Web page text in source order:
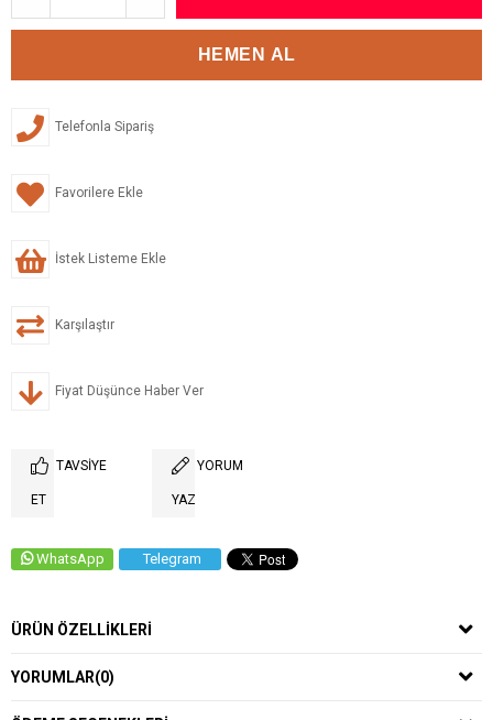
Telefonla Sipariş
Favorilere Ekle
İstek Listeme Ekle
Karşılaştır
Fiyat Düşünce Haber Ver
TAVSIYE
ET
YORUM
YAZ
WhatsApp Telegram
ÜRÜN ÖZELLIKLERI
YORUMLAR(0)